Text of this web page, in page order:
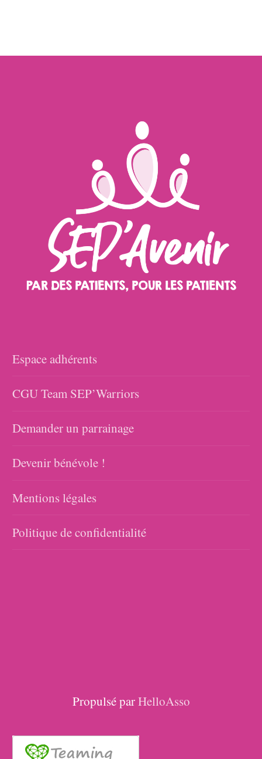
Espace adhérents
CGU Team SEP’Warriors
Demander un parrainage
Devenir bénévole !
Mentions légales
Politique de confidentialité
Propulsé parHelloAsso